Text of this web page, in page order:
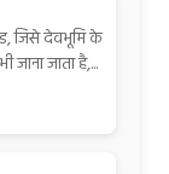
जिसे देवभूमि के
जाना जाता है,...